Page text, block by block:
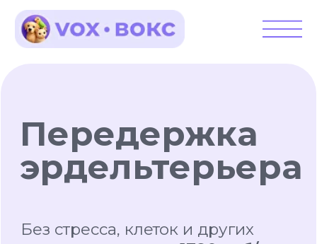
Без стресса, клеток и других
животныхвсего за 1790 руб/день
эрдельтерьера